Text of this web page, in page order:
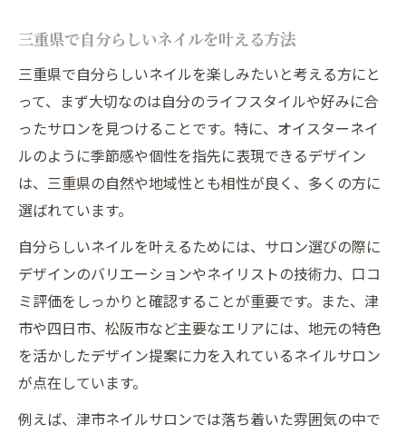
三重県で自分らしいネイルを叶える方法
三重県で自分らしいネイルを楽しみたいと考える方にと
って、まず大切なのは自分のライフスタイルや好みに合
ったサロンを見つけることです。特に、オイスターネイ
ルのように季節感や個性を指先に表現できるデザイン
は、三重県の自然や地域性とも相性が良く、多くの方に
選ばれています。
自分らしいネイルを叶えるためには、サロン選びの際に
デザインのバリエーションやネイリストの技術力、口コ
ミ評価をしっかりと確認することが重要です。また、津
市や四日市、松阪市など主要なエリアには、地元の特色
を活かしたデザイン提案に力を入れているネイルサロン
が点在しています。
例えば、津市ネイルサロンでは落ち着いた雰囲気の中で